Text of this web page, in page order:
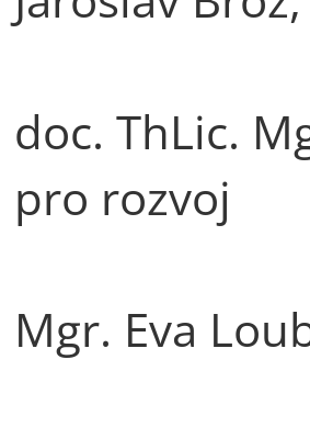
doc. ThLic.
pro rozvoj
Mgr. Eva